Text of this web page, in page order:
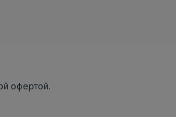
офертой.